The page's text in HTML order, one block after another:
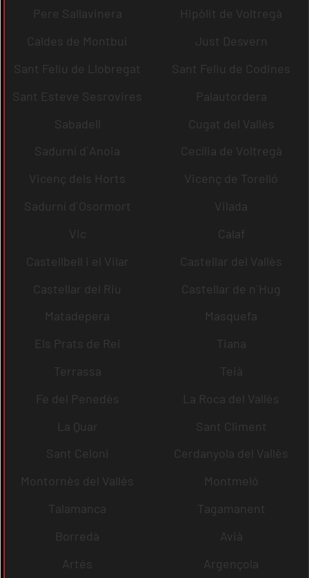
Pere Sallavinera
Hipòlit de Voltregà
Caldes de Montbui
Just Desvern
Sant Feliu de Llobregat
Sant Feliu de Codines
Sant Esteve Sesrovires
Palautordera
Sabadell
Cugat del Vallès
Sadurní d´Anoia
Cecília de Voltregà
Vicenç dels Horts
Vicenç de Torelló
Sadurní d´Osormort
Vilada
Vic
Calaf
Castellbell i el Vilar
Castellar del Vallès
Castellar del Riu
Castellar de n´Hug
Matadepera
Masquefa
Els Prats de Rei
Tiana
Terrassa
Teià
Fe del Penedès
La Roca del Vallès
La Quar
Sant Climent
Sant Celoni
Cerdanyola del Vallès
Montornès del Vallès
Montmeló
Talamanca
Tagamanent
Borredà
Avià
Artés
Argençola